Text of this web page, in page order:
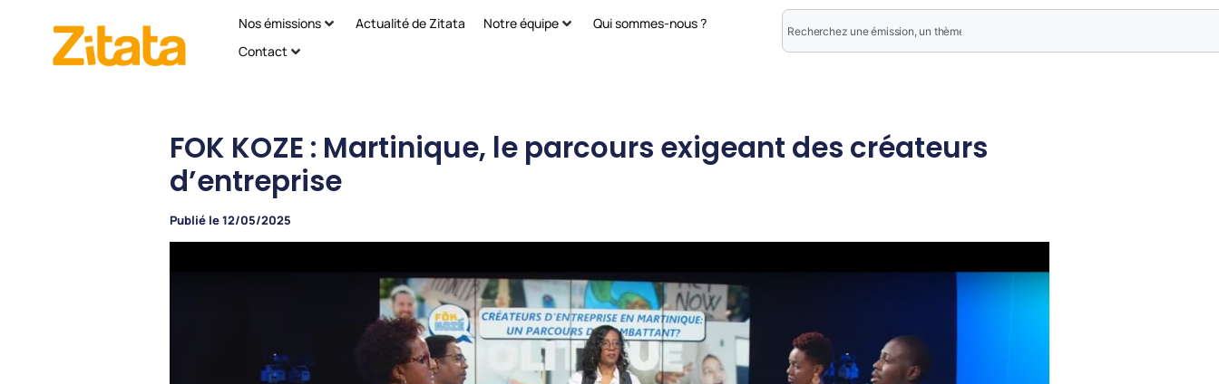
Nos émissions Actualité de Zitata Notre équipe
Qui sommes-nous ?
Contact
FOK KOZE : Martinique, le parcours exigeant des créateurs
d’entreprise
Publié le12/05/2025